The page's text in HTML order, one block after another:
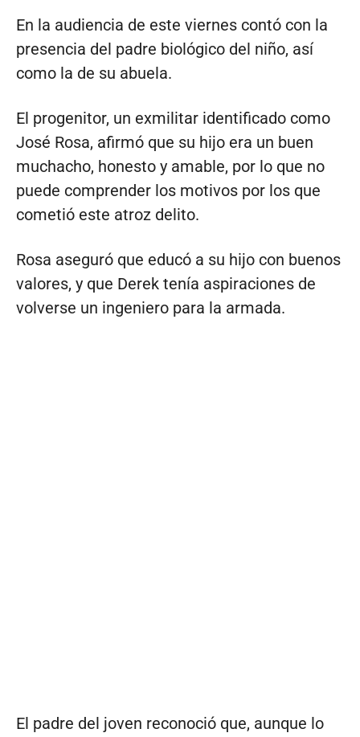
En la audiencia de este viernes contó con la
presencia del padre biológico del niño, así
como la de su abuela.
El progenitor, un exmilitar identificado como
José Rosa, afirmó que su hijo era un buen
muchacho, honesto y amable, por lo que no
puede comprender los motivos por los que
cometió este atroz delito.
Rosa aseguró que educó a su hijo con buenos
valores, y que Derek tenía aspiraciones de
volverse un ingeniero para la armada.
El padre del joven reconoció que, aunque lo